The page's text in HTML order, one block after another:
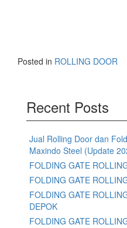
Posted in ROLLING DOOR
Recent Posts
Jual Rolling Door dan
Maxindo Steel (Update
FOLDING GATE
FOLDING GATE
FOLDING GATE
DEPOK
FOLDING GATE